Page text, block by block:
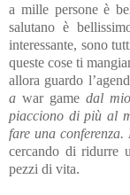
a mille persone è
salutano è
interessante, sono
queste cose ti
allora guardo
a war game dal
piacciono di più al
fare una
cercando di ridurre
pezzi di vita.